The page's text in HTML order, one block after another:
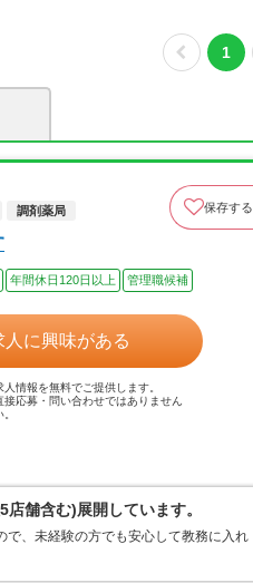
1
調剤薬局 保存する
年間休日120日以上 管理職候補
人に興味がある
情報を無料でご提供します。
接応募・問い合わせではありません
舗含む)展開しています。
、未経験の方でも安心して教務に入れ